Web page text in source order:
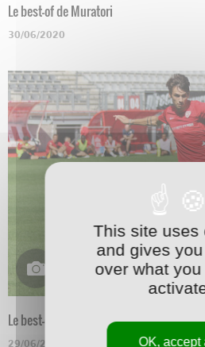
Le best-of de Muratori
30/06/2020
Le best-of de Marchetti
29/06/2020
This site uses
and gives
over what
OK, accept